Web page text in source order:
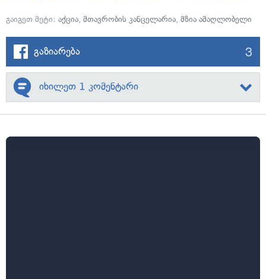
გაიგეთ მეტი: აქცია, მთავრობის კანცელარია, მზია ამაღლობელი
გაზიარება 3
იხილეთ 1 კომენტარი